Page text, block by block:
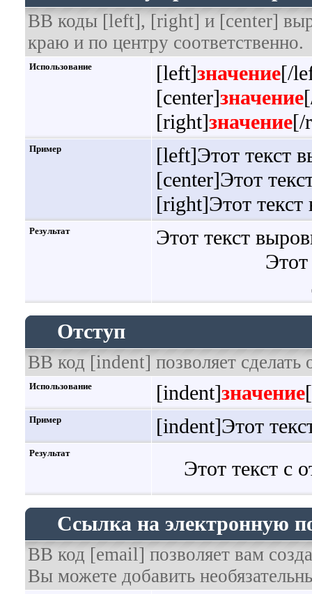
BB коды [left], [right] и [center]
краю и по центру соответственно.
Использование [left]значение[/
[center]значение
[right]значение[/
Пример
[left]Этот текст
[center]Этот
[right]Этот
Результат
Этот текст
Отступ
BB код [indent] позволяет сделать
Использование [indent]значение
Пример [indent]Этот
Результат
Этот текст с
Ссылка на электронную
BB код [email] позволяет вам
Вы можете добавить